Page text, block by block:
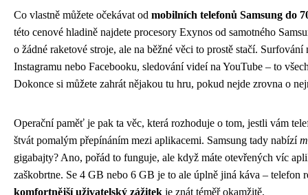
Co vlastně můžete očekávat od mobilních telefonů Samsung do
této cenové hladině najdete procesory Exynos od samotného
o žádné raketové stroje, ale na běžné věci to prostě stačí.
Instagramu nebo Facebooku, sledování videí na YouTube – to
Dokonce si můžete zahrát nějakou tu hru, pokud nejde zrovna o
Operační paměť je pak ta věc, která rozhoduje o tom, jestli vám
štvát pomalým přepínáním mezi aplikacemi. Samsung tady nabízí
gigabajty? Ano, pořád to funguje, ale když máte otevřených víc
zaškobrtne. Se 4 GB nebo 6 GB je to ale úplně jiná káva – telefon
komfortnější uživatelský zážitek je znát téměř okamžitě.